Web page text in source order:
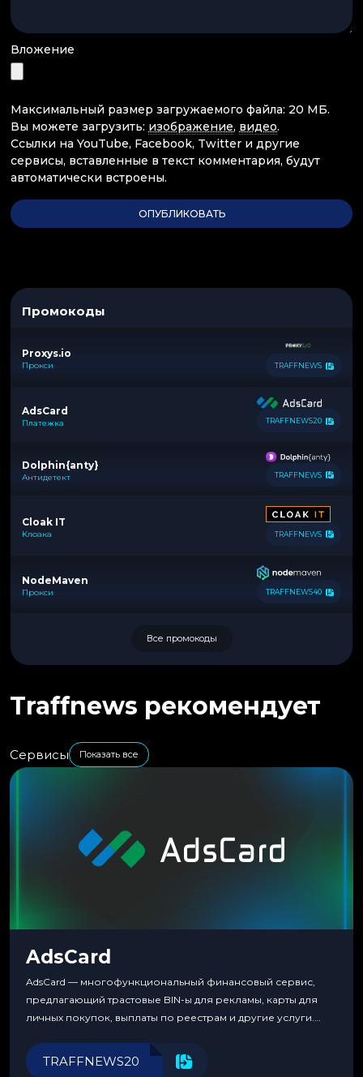
Вложение
Максимальный размер загружаемого файла: 20 МБ.
Вы можете загрузить: изображение, видео.
Ссылки на YouTube, Facebook, Twitter и другие
сервисы, вставленные в текст комментария, будут
автоматически встроены.
Промокоды
Proxys.io
Прокси TRAFFNEWS
AdsCard
Платежка TRAFFNEWS20
Dolphin{anty}
Антидетект TRAFFNEWS
Cloak IT
Клоака TRAFFNEWS
NodeMaven
Прокси TRAFFNEWS40
Все промокоды
Traffnews рекомендует
Сервисы Показать все
AdsCard
AdsCard — многофункциональный финансовый сервис,
предлагающий трастовые BIN-ы для рекламы, карты для
личных покупок, выплаты по реестрам и другие услуги.
инструменты для управления финансами.
TRAFFNEWS20